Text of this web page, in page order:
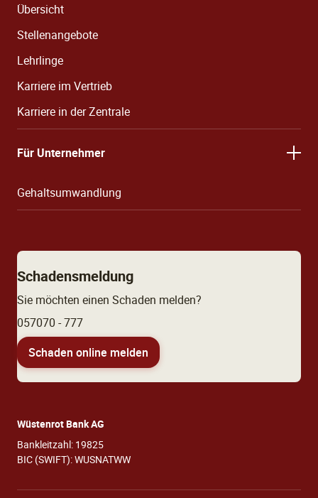
Übersicht
Stellenangebote
Lehrlinge
Karriere im Vertrieb
Karriere in der Zentrale
Für Unternehmer
Gehaltsumwandlung
Schadensmeldung
Sie möchten einen Schaden melden?
057070 - 777
Schaden online melden
Wüstenrot Bank AG
Bankleitzahl: 19825
BIC (SWIFT): WUSNATWW